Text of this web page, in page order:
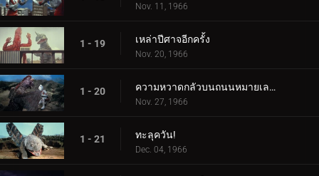
Nov. 11, 1966
1 - 19 เหล่าปีศาจอีกครั้ง
Nov. 20, 1966
1 - 20 ความหวาดกลัวบนถนนหมายเลข 87
Nov. 27, 1966
1 - 21 ทะลุควัน!
Dec. 04, 1966